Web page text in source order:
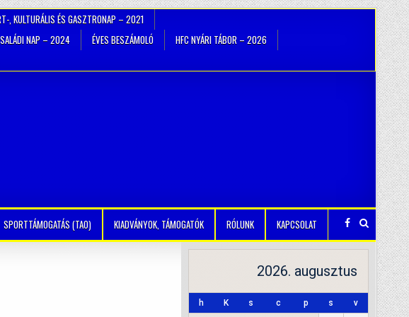
, KULTURÁLIS ÉS GASZTRONAP – 2021
NAP – 2024 ÉVES BESZÁMOLÓ
HFC NYÁRI TÁBOR – 2026
SPORTTÁMOGATÁS (TAO) KIADVÁNYOK, TÁMOGATÓK RÓLUNK KAPCSOLAT
2026. augusztus
h K s c p s v